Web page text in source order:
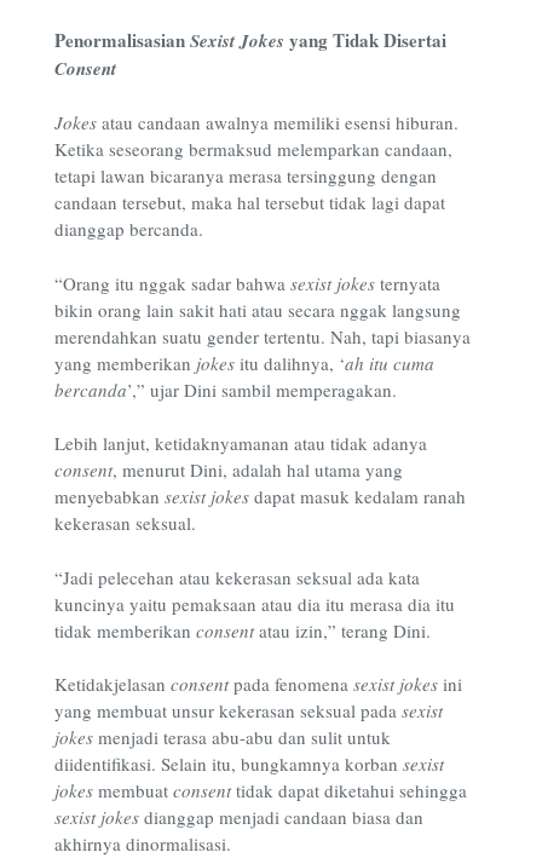
PenormalisasianSexist Jokes yang Tidak Disertai
Consent
Jokes atau candaan awalnya memiliki esensi hiburan.
Ketika seseorang bermaksud melemparkan candaan,
tetapi lawan bicaranya merasa tersinggung dengan
candaan tersebut, maka hal tersebut tidak lagi dapat
dianggap bercanda.
“Orang itu nggak sadar bahwa sexist jokes ternyata
bikin orang lain sakit hati atau secara nggak langsung
merendahkan suatu gender tertentu. Nah, tapi biasanya
yang memberikan jokes itu dalihnya, ‘ah itu cuma
bercanda’,” ujar Dini sambil memperagakan.
Lebih lanjut, ketidaknyamanan atau tidak adanya
consent, menurut Dini, adalah hal utama yang
menyebabkan sexist jokes dapat masuk kedalam ranah
kekerasan seksual.
“Jadi pelecehan atau kekerasan seksual ada kata
kuncinya yaitu pemaksaan atau dia itu merasa dia itu
tidak memberikan consentatau izin,” terang Dini.
Ketidakjelasan consentpada fenomena sexist jokes ini
yang membuat unsur kekerasan seksual pada sexist
jokes menjadi terasa abu-abu dan sulit untuk
diidentifikasi. Selain itu, bungkamnya korban sexist
jokes membuat consenttidak dapat diketahui sehingga
sexist jokes dianggap menjadi candaan biasa dan
akhirnya dinormalisasi.